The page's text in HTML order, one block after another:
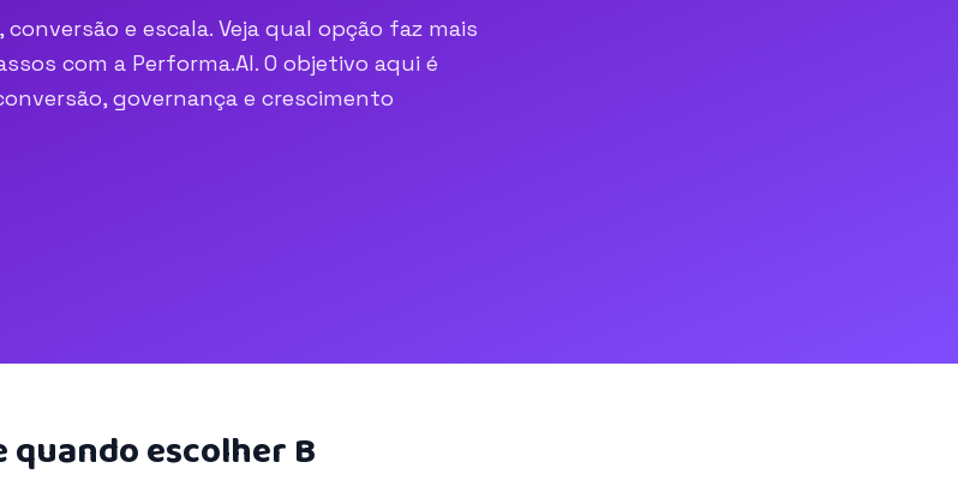
e escala. Veja qual opção faz mais
com a Performa.AI. O objetivo aqui é
governança e crescimento
quando escolher B